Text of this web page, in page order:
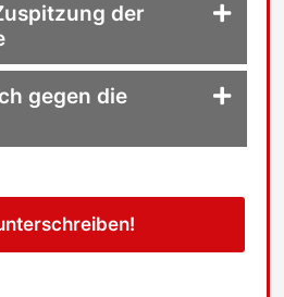
der
gegen die